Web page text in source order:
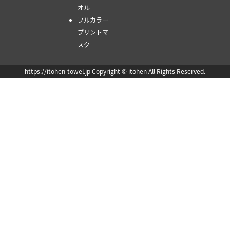
オル
フルカラー
プリントマ
スク
https://itohen-towel.jp Copyright © itohen All Rights Reserved.